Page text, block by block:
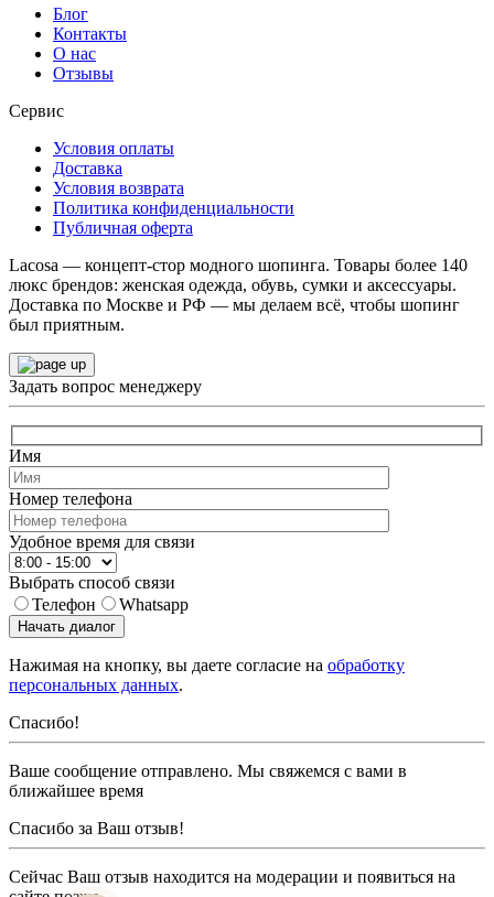
Блог
Контакты
О нас
Отзывы
Сервис
Условия оплаты
Доставка
Условия возврата
Политика конфиденциальности
Публичная оферта
Lacosa — концепт-стор модного шопинга. Товары более 140
люкс брендов: женская одежда, обувь, сумки и аксессуары.
Доставка по Москве и РФ — мы делаем всё, чтобы шопинг
был приятным.
Задать вопрос менеджеру
Имя
Номер телефона
Удобное время для связи
Выбрать способ связи
Телефон
Whatsapp
Начать диалог
Нажимая на кнопку, вы даете согласие на обработку
персональных данных.
Спасибо!
Ваше сообщение отправлено. Мы свяжемся с вами в
ближайшее время
Спасибо за Ваш отзыв!
Сейчас Ваш отзыв находится на модерации и появиться на